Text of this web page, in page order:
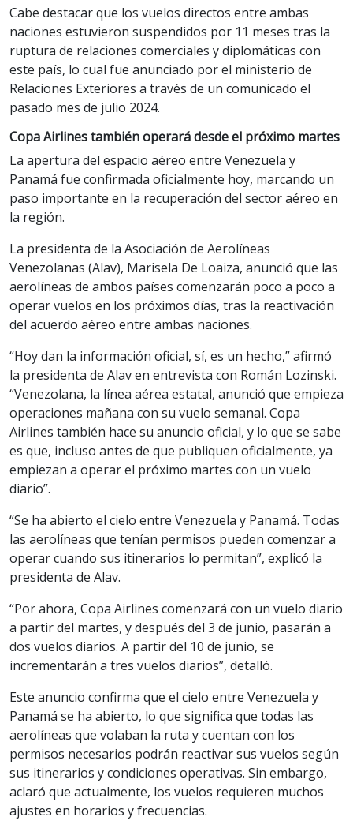
Cabe destacar que los vuelos directos entre ambas
naciones estuvieron suspendidos por 11 meses tras la
ruptura de relaciones comerciales y diplomáticas con
este país, lo cual fue anunciado por el ministerio de
Relaciones Exteriores a través de un comunicado el
pasado mes de julio 2024.
Copa Airlines también operará desde el próximo martes
La apertura del espacio aéreo entre Venezuela y
Panamá fue confirmada oficialmente hoy, marcando un
paso importante en la recuperación del sector aéreo en
la región.
La presidenta de la Asociación de Aerolíneas
Venezolanas (Alav), Marisela De Loaiza, anunció que las
aerolíneas de ambos países comenzarán poco a poco a
operar vuelos en los próximos días, tras la reactivación
del acuerdo aéreo entre ambas naciones.
“Hoy dan la información oficial, sí, es un hecho,” afirmó
la presidenta de Alav en entrevista con Román Lozinski.
“Venezolana, la línea aérea estatal, anunció que empieza
operaciones mañana con su vuelo semanal. Copa
Airlines también hace su anuncio oficial, y lo que se sabe
es que, incluso antes de que publiquen oficialmente, ya
empiezan a operar el próximo martes con un vuelo
diario”.
“Se ha abierto el cielo entre Venezuela y Panamá. Todas
las aerolíneas que tenían permisos pueden comenzar a
operar cuando sus itinerarios lo permitan”, explicó la
presidenta de Alav.
“Por ahora, Copa Airlines comenzará con un vuelo diario
a partir del martes, y después del 3 de junio, pasarán a
dos vuelos diarios. A partir del 10 de junio, se
incrementarán a tres vuelos diarios”, detalló.
Este anuncio confirma que el cielo entre Venezuela y
Panamá se ha abierto, lo que significa que todas las
aerolíneas que volaban la ruta y cuentan con los
permisos necesarios podrán reactivar sus vuelos según
sus itinerarios y condiciones operativas. Sin embargo,
aclaró que actualmente, los vuelos requieren muchos
ajustes en horarios y frecuencias.